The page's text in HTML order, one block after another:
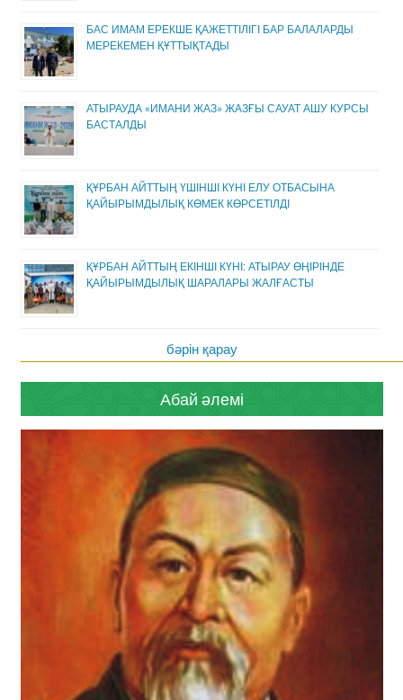
БАС ИМАМ ЕРЕКШЕ ҚАЖЕТТІЛІГІ БАР БАЛАЛАРДЫ
МЕРЕКЕМЕН ҚҰТТЫҚТАДЫ
АТЫРАУДА «ИМАНИ ЖАЗ» ЖАЗҒЫ САУАТ АШУ КУРСЫ
БАСТАЛДЫ
ҚҰРБАН АЙТТЫҢ ҮШІНШІ КҮНІ ЕЛУ ОТБАСЫНА
ҚАЙЫРЫМДЫЛЫҚ КӨМЕК КӨРСЕТІЛДІ
ҚҰРБАН АЙТТЫҢ ЕКІНШІ КҮНІ: АТЫРАУ ӨҢІРІНДЕ
ҚАЙЫРЫМДЫЛЫҚ ШАРАЛАРЫ ЖАЛҒАСТЫ
бәрін қарау
Абай әлемі